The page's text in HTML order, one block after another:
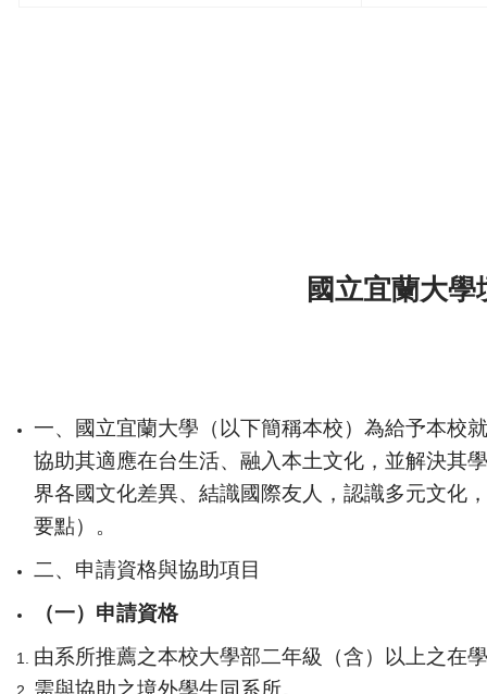
國立宜蘭大
一、國立宜蘭大學（以下簡稱本校）為給予本校
協助其適應在台生活、融入本土文化，並解決其
界各國文化差異、結識國際友人，認識多元文化
要點）。
二、 申請資格與協助項目
（一）申請資格
由系所推薦之本校大學部二年級（含）以上之在
需與協助之境外學生同系所。